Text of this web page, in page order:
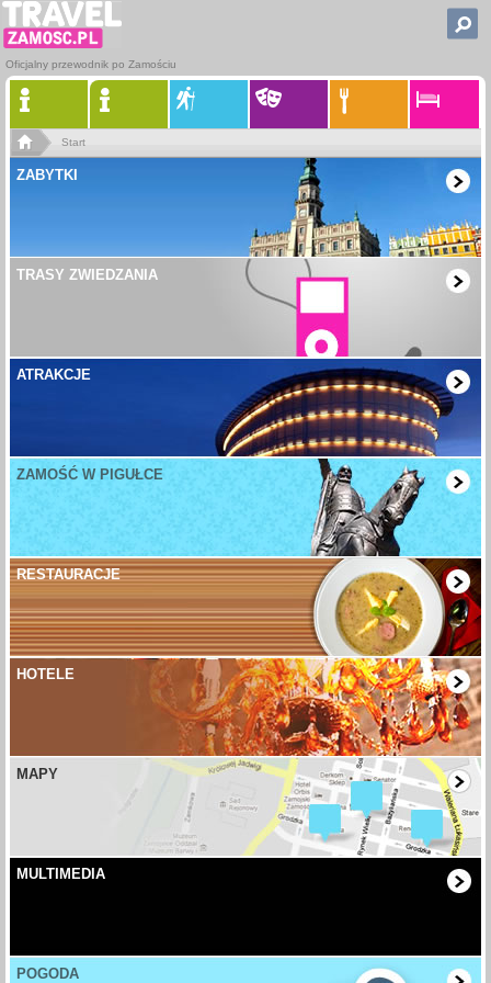
Oficjalny przewodnik po Zamościu
Start
ZABYTKI
TRASY ZWIEDZANIA
ATRAKCJE
ZAMOŚĆ W PIGUŁCE
RESTAURACJE
HOTELE
MAPY
MULTIMEDIA
POGODA